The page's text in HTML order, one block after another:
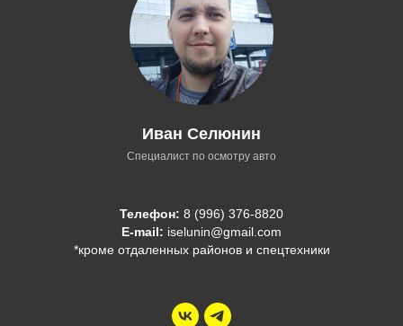
Иван Селюнин
Специалист по осмотру авто
Телефон: 8 (996) 376-8820
E-mail: iselunin@gmail.com
*кроме отдаленных районов и спецтехники